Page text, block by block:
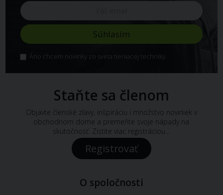
Áno chcem novinky zo sveta tieniacej techniky.
Staňte sa členom
Objavte členské zľavy, inšpiráciu i množstvo noviniek v
obchodnom dome a premeňte svoje nápady na
skutočnosť. Zistite viac registráciou...
Registrovať
O spoločnosti